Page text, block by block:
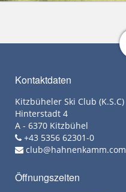
Kontaktdaten
Kitzbüheler Ski Club (K.S.C)
Hinterstadt 4
A - 6370 Kitzbühel
+43 5356 62301-0
club@hahnenkamm.com
Öffnungszeiten